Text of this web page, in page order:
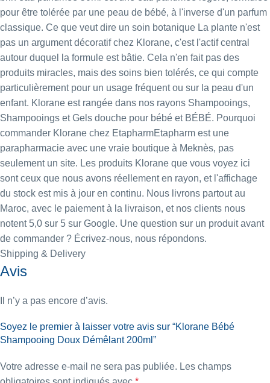
pour être tolérée par une peau de bébé, à l'inverse d'un parfum
classique. Ce que veut dire un soin botanique La plante n'est
pas un argument décoratif chez Klorane, c'est l'actif central
autour duquel la formule est bâtie. Cela n'en fait pas des
produits miracles, mais des soins bien tolérés, ce qui compte
particulièrement pour un usage fréquent ou sur la peau d'un
enfant. Klorane est rangée dans nos rayons Shampooings,
Shampooings et Gels douche pour bébé et BÉBÉ. Pourquoi
commander Klorane chez EtapharmEtapharm est une
parapharmacie avec une vraie boutique à Meknès, pas
seulement un site. Les produits Klorane que vous voyez ici
sont ceux que nous avons réellement en rayon, et l'affichage
du stock est mis à jour en continu. Nous livrons partout au
Maroc, avec le paiement à la livraison, et nos clients nous
notent 5,0 sur 5 sur Google. Une question sur un produit avant
de commander ? Écrivez-nous, nous répondons.
Shipping & Delivery
Avis
Il n’y a pas encore d’avis.
Soyez le premier à laisser votre avis sur “Klorane Bébé
Shampooing Doux Démêlant 200ml”
Votre adresse e-mail ne sera pas publiée. Les champs